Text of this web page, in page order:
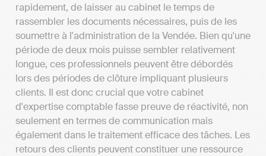
rapidement, de laisser au cabinet le temps de
rassembler les documents nécessaires, puis de les
soumettre à l'administration de la Vendée. Bien qu'une
période de deux mois puisse sembler relativement
longue, ces professionnels peuvent être débordés
lors des périodes de clôture impliquant plusieurs
clients. Il est donc crucial que votre cabinet
d'expertise comptable fasse preuve de réactivité, non
seulement en termes de communication mais
également dans le traitement efficace des tâches. Les
retours des clients peuvent constituer une ressource